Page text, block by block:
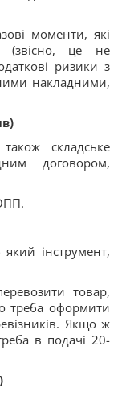
моменти, які
(звісно, це не
ризики з
накладними,
складське
договором,
інструмент,
товар,
треба оформити
Якщо ж
в подачі 20-